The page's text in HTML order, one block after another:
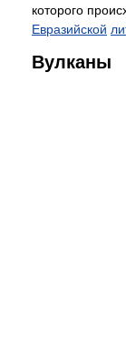
которого
Евразийской
Вулканы